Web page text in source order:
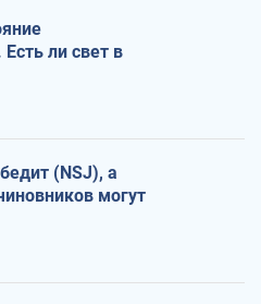
ли свет в
(NSJ), а
могут